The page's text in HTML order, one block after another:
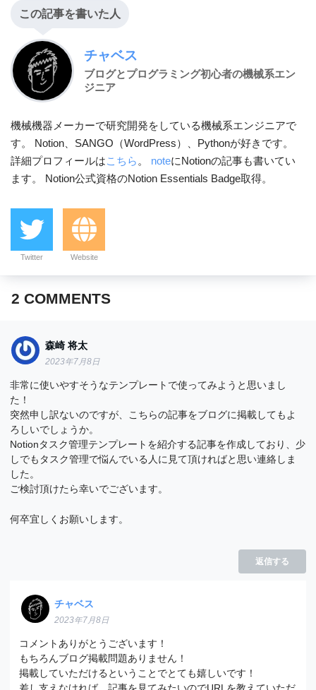
この記事を書いた人
チャベス
ブログとプログラミング初心者の機械系エン
ジニア
機械機器メーカーで研究開発をしている機械系エンジニアで
す。 Notion、SANGO（WordPress）、Pythonが好きです。
詳細プロフィールはこちら 。 noteにNotionの記事も書いてい
ます。 Notion公式資格のNotion Essentials Badge取得。
Twitter Website
2 COMMENTS
森崎 将太
2023年7月8日
非常に使いやすそうなテンプレートで使ってみようと思いまし
た！
突然申し訳ないのですが、こちらの記事をブログに掲載してもよ
ろしいでしょうか。
Notionタスク管理テンプレートを紹介する記事を作成しており、少
しでもタスク管理で悩んでいる人に見て頂ければと思い連絡しま
した。
ご検討頂けたら幸いでございます。
何卒宜しくお願いします。
返信する
チャベス
2023年7月8日
コメントありがとうございます！
もちろんブログ掲載問題ありません！
掲載していただけるということでとても嬉しいです！